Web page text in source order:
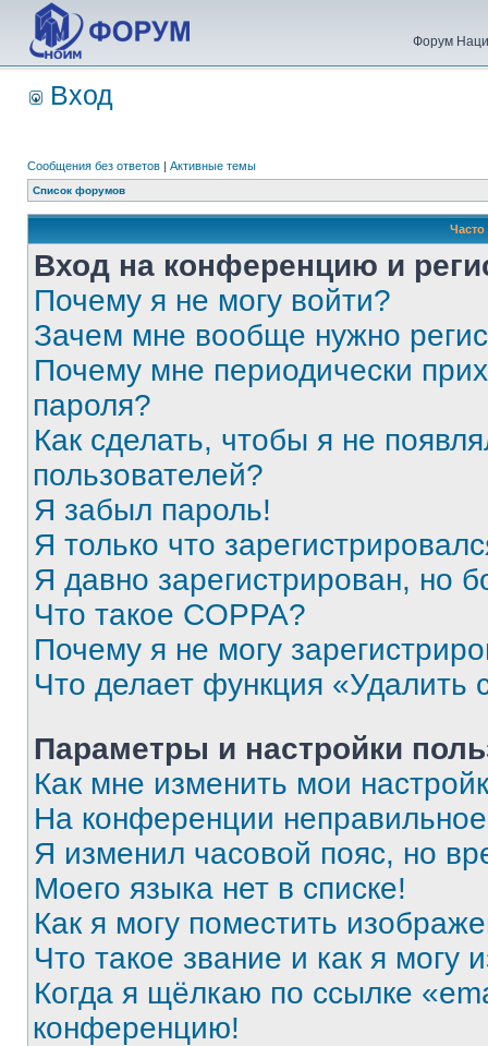
Форум
Вход
Сообщения без ответов | Активные темы
Список форумов
Вход на конференцию и
Почему я не могу войти?
Зачем мне вообще нужно
Почему мне периодически
пароля?
Как сделать, чтобы я не
пользователей?
Я забыл пароль!
Я только что
Я давно зарегистрирован, но
Что такое COPPA?
Почему я не могу
Что делает функция «Удалить
Параметры и настройки
Как мне изменить мои
На конференции
Я изменил часовой пояс, но
Моего языка нет в списке!
Как я могу поместить
Что такое звание и как я могу
Когда я щёлкаю по ссылке
конференцию!